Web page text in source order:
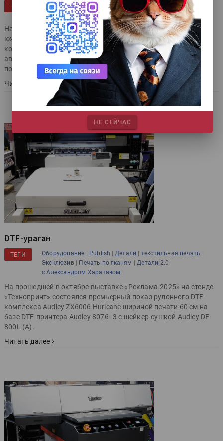
ТЕГИ Publish|Детали|Эксклюзив УФ-печать Сувенирка
Детали 2.0 с Александром Харатяном|
На столичной выставке «Реклама-2025» представительство
южнокорейской InkTec в России впервые показало в работе
компактный планшетный УФ-принтер UV 6090 с системой
автоматического распознавания и визуального
позиционирования запечатываемых изделий.
Читать далее
DTF-ураган
ТЕГИ Оборудование | Publish |Детали | текстильная печать |
Эксклюзив | Печать по тканям |Детали 2.0
с Александром Харатяном |
На прошедшей в октябре выставке «Реклама-2025» на стенде
«Технопринт» состоялся премьерный показ рулонного DTF-
комплекса Audley ZX6006 Huricane шириной печати 60 см на
базе DTF-принтера Audley 8076–3 с шейкер-сушкой Audley DF-
800L (A).
Читать далее
НЕ СЕЙЧАС